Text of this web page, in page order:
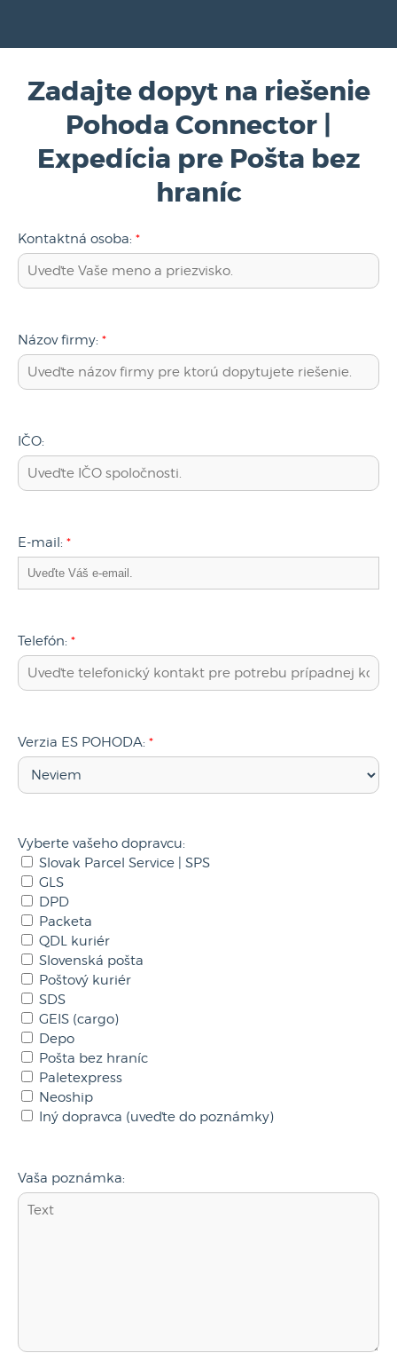
Zadajte dopyt na riešenie
Pohoda Connector |
Expedícia pre Pošta bez
hraníc
Kontaktná osoba: *
Názov firmy: *
IČO:
E-mail: *
Telefón: *
Verzia ES POHODA: *
Vyberte vašeho dopravcu:
Slovak Parcel Service | SPS
GLS
DPD
Packeta
QDL kuriér
Slovenská pošta
Poštový kuriér
SDS
GEIS (cargo)
Depo
Pošta bez hraníc
Paletexpress
Neoship
Iný dopravca (uveďte do poznámky)
Vaša poznámka: